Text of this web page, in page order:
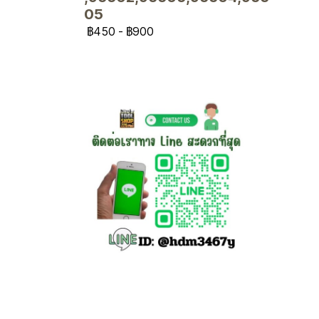
05
฿450 - ฿900